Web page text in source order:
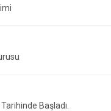
Başladı.